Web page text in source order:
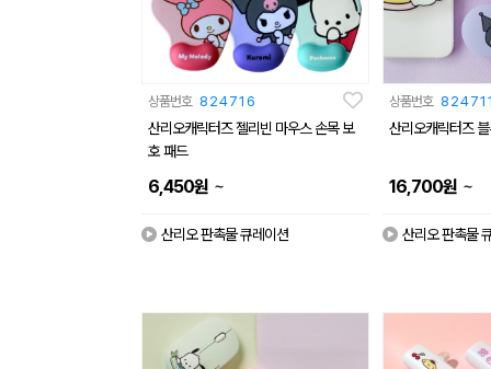
상품번호 824716
산리오캐릭터즈 젤리빈 마우스 손목 보
호 패드
6,450원 ~
산리오 판촉물 큐레이션
상품번호
산리오캐릭터즈
16,700원 ~
산리오 판촉물